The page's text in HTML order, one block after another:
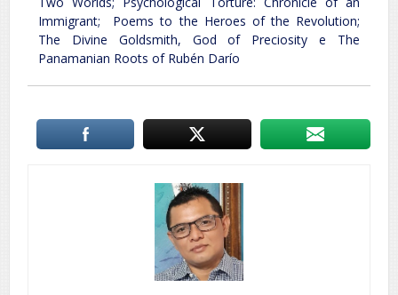
Immigrant; Poems to the Heroes of the Revolution;
The Divine Goldsmith, God of Preciosity e The
Panamanian Roots of Rubén Darío